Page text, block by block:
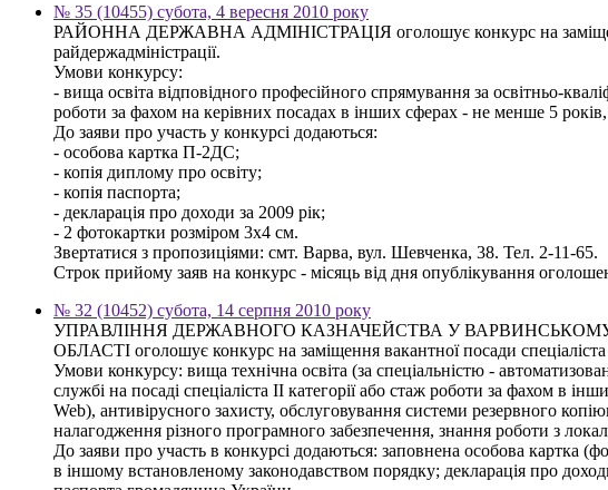
№ 35 (10455) субота, 4 вересня 2010 року
РАЙОННА ДЕРЖАВНА АДМІНІСТРАЦІЯ оголошує конкурс на заміщення
райдержадміністрації.
Умови конкурсу:
- вища освіта відповідного професійного спрямування за освітньо-
роботи за фахом на керівних посадах в інших сферах - не менше 5
До заяви про участь у конкурсі додаються:
- особова картка П-2ДС;
- копія диплому про освіту;
- копія паспорта;
- декларація про доходи за 2009 рік;
- 2 фотокартки розміром 3х4 см.
Звертатися з пропозиціями: смт. Варва, вул. Шевченка, 38. Тел. 2-11-65.
Строк прийому заяв на конкурс - місяць від дня опублікування
№ 32 (10452) субота, 14 серпня 2010 року
УПРАВЛІННЯ ДЕРЖАВНОГО КАЗНАЧЕЙСТВА У
ОБЛАСТІ оголошує конкурс на заміщення вакантної посади спеціаліста І
Умови конкурсу: вища технічна освіта (за спеціальністю -
службі на посаді спеціаліста ІІ категорії або стаж роботи за фахом
Web), антивірусного захисту, обслуговування системи резервного
налагодження різного програмного забезпечення, знання роботи з
До заяви про участь в конкурсі додаються: заповнена особова картка
в іншому встановленому законодавством порядку; декларація про